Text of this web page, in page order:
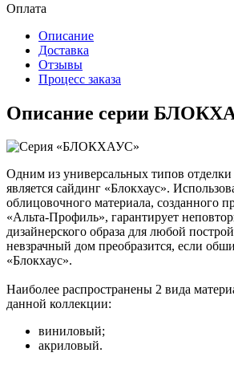
Оплата
Описание
Доставка
Отзывы
Процесс заказа
Описание серии
Одним из универсальных типов
является сайдинг «Блокхаус».
облицовочного материала, созданного
«Альта-Профиль», гарантирует
дизайнерского образа для любой
невзрачный дом преобразится, если
«Блокхаус».
Наиболее распространены 2 вида
данной коллекции:
виниловый;
акриловый.